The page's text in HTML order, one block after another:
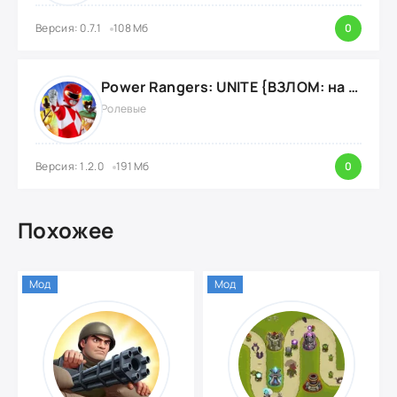
Версия: 0.7.1 108 Мб 0
Power Rangers: UNITE {ВЗЛОМ: на деньги}
Ролевые
Версия: 1.2.0 191 Мб 0
Похожее
Мод Мод